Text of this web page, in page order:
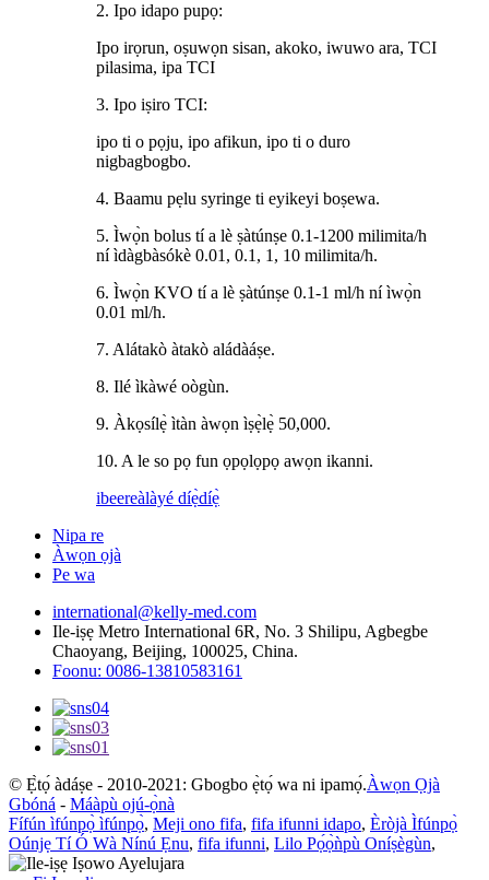
2. Ipo idapo pupọ:
Ipo irọrun, oṣuwọn sisan, akoko, iwuwo ara, TCI
pilasima, ipa TCI
3. Ipo iṣiro TCI:
ipo ti o pọju, ipo afikun, ipo ti o duro
nigbagbogbo.
4. Baamu pẹlu syringe ti eyikeyi boṣewa.
5. Ìwọ̀n bolus tí a lè ṣàtúnṣe 0.1-1200 milimita/h
ní ìdàgbàsókè 0.01, 0.1, 1, 10 milimita/h.
6. Ìwọ̀n KVO tí a lè ṣàtúnṣe 0.1-1 ml/h ní ìwọ̀n
0.01 ml/h.
7. Alátakò àtakò aládàáṣe.
8. Ilé ìkàwé oògùn.
9. Àkọsílẹ̀ ìtàn àwọn ìṣẹ̀lẹ̀ 50,000.
10. A le so pọ fun ọpọlọpọ awọn ikanni.
ibeereàlàyé díẹ̀díẹ̀
Nipa re
Àwọn ọjà
Pe wa
international@kelly-med.com
Ile-iṣẹ Metro International 6R, No. 3 Shilipu, Agbegbe
Chaoyang, Beijing, 100025, China.
Foonu: 0086-13810583161
© Ẹ̀tọ́ àdáṣe - 2010-2021: Gbogbo ẹ̀tọ́ wa ni ipamọ́.Àwọn Ọjà
Gbóná - Máàpù ojú-ọ̀nà
Fífún ìfúnpọ̀ ìfúnpọ̀, Meji ono fifa, fifa ifunni idapo, Èròjà Ìfúnpọ̀
Oúnjẹ Tí Ó Wà Nínú Ẹnu, fifa ifunni, Lilo Pọ́ọ̀ǹpù Oníṣègùn,